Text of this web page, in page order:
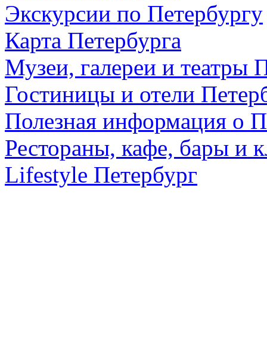
Экскурсии по Петербургу
Карта Петербурга
Музеи, галереи и театры
Гостиницы и отели
Полезная информация о
Рестораны, кафе, бары и
Lifestyle Петербург